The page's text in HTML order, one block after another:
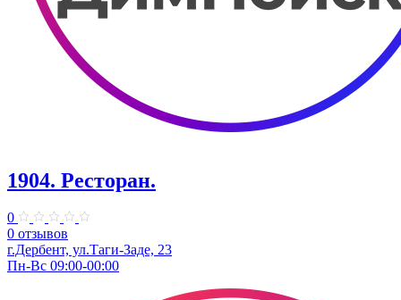
1904. ​Ресторан.
0
0 отзывов
г.Дербент, ​ул.​Таги-Заде, 23
Пн-Вс 09:00-00:00